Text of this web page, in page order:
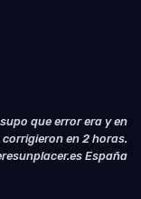
que error era y en
en 2 horas.
España